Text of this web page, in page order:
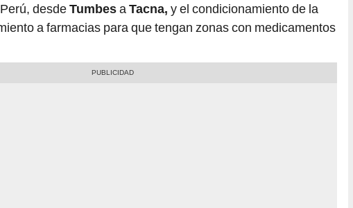
desdeTumbesa Tacna, y el condicionamiento de la
a farmacias para que tengan zonas con medicamentos